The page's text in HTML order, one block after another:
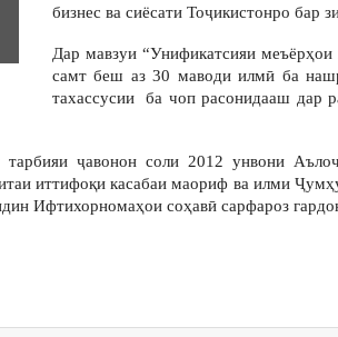
бизнес ва сиёсати Тоҷикистонро бар
Дар мавзуи “Унификатсияи
самт беш аз 30 маводи илмӣ ба
тахассусии ба чоп расонидааш дар
ҷавонон соли 2012 унвони
иттифоқи касабаи маориф ва илми
Ифтихорномаҳои соҳавӣ сарфароз